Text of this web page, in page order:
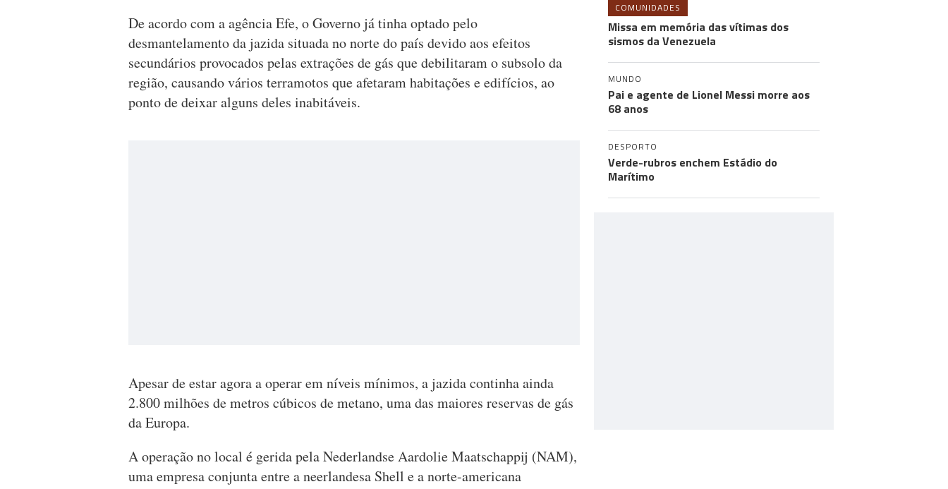
De acordo com a agência Efe, o Governo já tinha optado pelo
desmantelamento da jazida situada no norte do país devido aos efeitos
secundários provocados pelas extrações de gás que debilitaram o subsolo da
região, causando vários terramotos que afetaram habitações e edifícios, ao
ponto de deixar alguns deles inabitáveis.
Apesar de estar agora a operar em níveis mínimos, a jazida continha ainda
2.800 milhões de metros cúbicos de metano, uma das maiores reservas de gás
da Europa.
A operação no local é gerida pela Nederlandse Aardolie Maatschappij (NAM),
uma empresa conjunta entre a neerlandesa Shell e a norte-americana
COMUNIDADES
Missa em memória das vítimas dos
sismos da Venezuela
MUNDO
Pai e agente de Lionel Messi morre aos
68 anos
DESPORTO
Verde-rubros enchem Estádio do
Marítimo